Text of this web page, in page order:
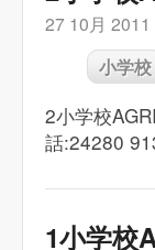
27 10月 2011
小学校
2小学校
話:24280
1小学校